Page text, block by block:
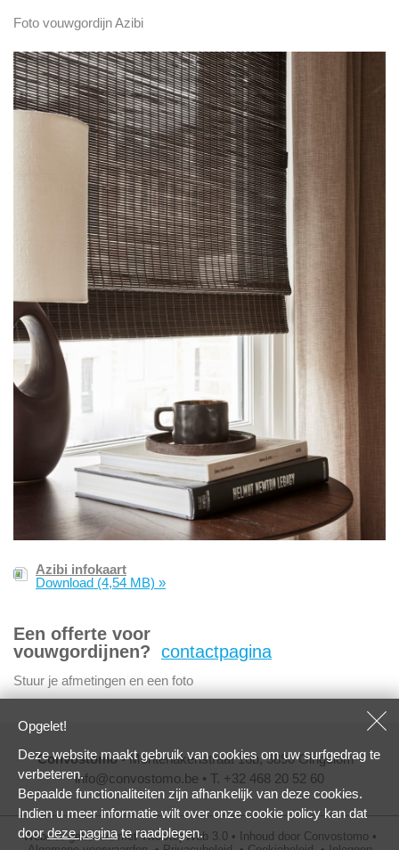
Foto vouwgordijn Azibi
Azibi infokaart
Download (4,54 MB) »
Een offerte voor
vouwgordijnen? contactpagina
Stuur je afmetingen en een foto
Convostomo• Montenakenstraat 16b, 3890 Gingelom •
info@convostomo.be • T. +32 468 20 52 60
Website gebouwd metTwoStepWeb 3.0 • Inhoud door Convostomo •
Opgelet!
Deze website maakt gebruik van cookies om uw surfgedrag te
verbeteren.
Bepaalde functionaliteiten zijn afhankelijk van deze cookies.
Indien u meer informatie wilt over onze cookie policy kan dat
doordeze paginate raadplegen.